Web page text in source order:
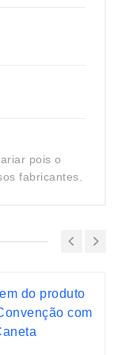
pois o
fabricantes.